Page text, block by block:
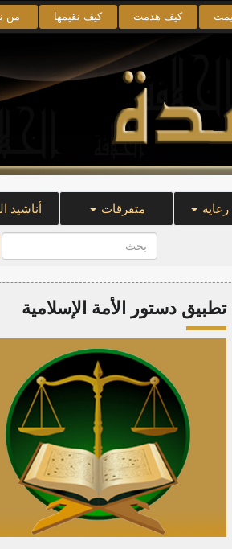
كيف هدمت كيف نقيمها من
متفرقات أناشيد
تطبيق دستور الأمة الإسلامية